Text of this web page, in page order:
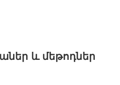
և մեթոդներ